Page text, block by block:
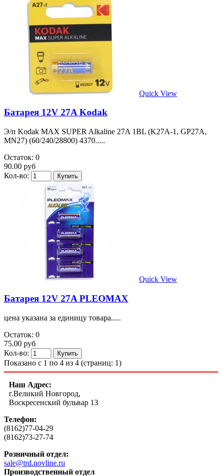
Quick View
Батарея 12V 27A Kodak
Э/п Kodak MAX SUPER Alkaline 27A 1BL (K27A-1, GP27A,
MN27) (60/240/28800) 4370.....
Остаток: 0
90.00 руб
Кол-во:
Quick View
Батарея 12V 27A PLEOMAX
цена указана за единицу товара.....
Остаток: 0
75.00 руб
Кол-во:
Показано с 1 по 4 из 4 (страниц: 1)
Наш Адрес:
г.Великий Новгород,
Воскресенский бульвар 13
Телефон:
(8162)77-04-29
(8162)73-27-74
Розничный отдел:
sale@trd.novline.ru
Производственный отдел